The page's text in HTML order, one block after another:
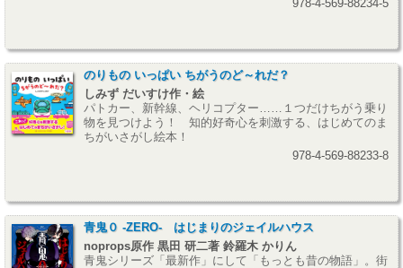
978-4-569-88234-5
のりもの いっぱい ちがうのど～れだ？
しみず だいすけ作・絵
パトカー、新幹線、ヘリコプター……１つだけちがう乗り
物を見つけよう！ 知的好奇心を刺激する、はじめてのま
ちがいさがし絵本！
978-4-569-88233-8
青鬼０ -ZERO- はじまりのジェイルハウス
noprops原作 黒田 研二著 鈴羅木 かりん
青鬼シリーズ「最新作」にして「もっとも昔の物語」。街